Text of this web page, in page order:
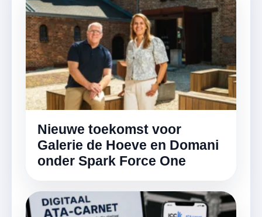
Nieuwe toekomst voor
Galerie de Hoeve en Domani
onder Spark Force One